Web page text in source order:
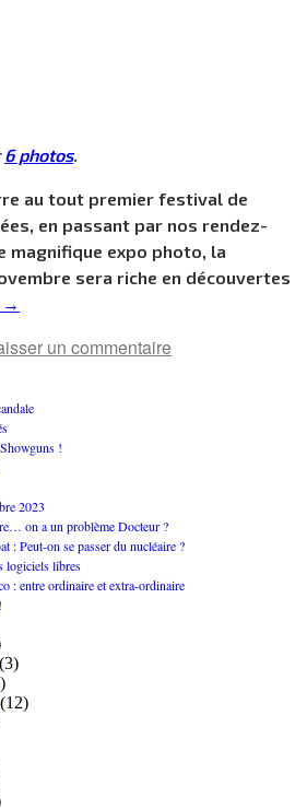
6 photos.
au tout premier festival de
en passant par nos rendez-
magnifique expo photo, la
sera riche en découvertes
→
un commentaire
!
2023
on a un problème Docteur ?
: Peut-on se passer du nucléaire ?
logiciels libres
: entre ordinaire et extra-ordinaire
(3)
(12)